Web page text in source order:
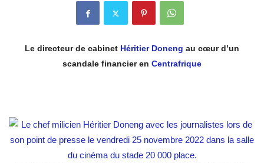
Le directeur de cabinet Héritier Doneng au cœur d’un
scandale financier en Centrafrique